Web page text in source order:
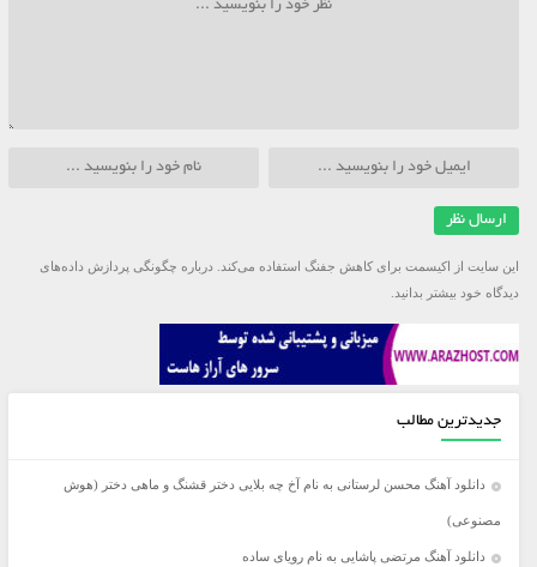
این سایت از اکیسمت برای کاهش جفنگ استفاده می‌کند. درباره چگونگی پردازش داده‌های
دیدگاه خود بیشتر بدانید.
جدیدترین مطالب
دانلود آهنگ محسن لرستانی به نام آخ چه بلایی دختر قشنگ و ماهی دختر (هوش
مصنوعی)
دانلود آهنگ مرتضی پاشایی به نام رویای ساده